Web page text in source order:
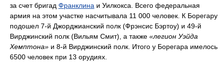
за счет бригад Франклина и Уилкокса. Всего федеральная
армия на этом участке насчитывала 11 000 человек. К Борегару
подошел 7-й Джорджианский полк (Фрэнсис Бэртоу) и 49-й
Вирджинский полк (Вильям Смит), а также «легион Уэйда
Хемптона» и 8-й Вирджинский полк. Итого у Борегара имелось
6500 человек при 13 орудиях.